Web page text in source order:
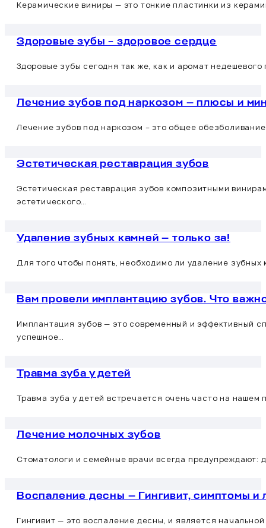
Керамические виниры — это тонкие пластинки из
Здоровые зубы – здоровое сердце
Здоровые зубы сегодня так же, как и аромат
Лечение зубов под наркозом — плюсы и
Лечение зубов под наркозом – это общее
Эстетическая реставрация зубов
Эстетическая реставрация зубов композитными
эстетического…
Удаление зубных камней — только за!
Для того чтобы понять, необходимо ли удаление
Вам провели имплантацию зубов. Что
Имплантация зубов — это современный и эффективный
успешное…
Травма зуба у детей
Травма зуба у детей встречается очень часто на
Лечение молочных зубов
Стоматологи и семейные врачи всегда
Воспаление десны — Гингивит, симптомы и
Гингивит — это воспаление десны, и является